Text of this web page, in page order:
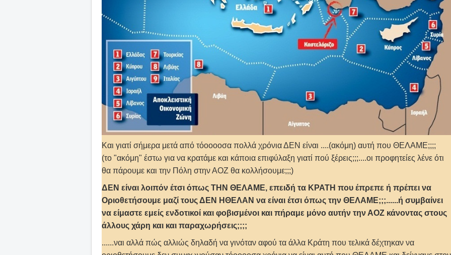
Και γιατί σήμερα μετά από τόοοοοσα πολλά χρόνια ΔΕΝ είναι ....(ακόμη) αυτή που ΘΕΛΑΜΕ;;;;
(το "ακόμη" έστω για να κρατάμε και κάποια επιφύλαξη γιατί πού ξέρεις;;;....οι προφητείες λένε ότι
θα πάρουμε και την Πόλη στην ΑΟΖ θα κολλήσουμε;;;)
ΔΕΝ είναι λοιπόν έτσι όπως ΤΗΝ ΘΕΛΑΜΕ, επειδή τα ΚΡΑΤΗ που έπρεπε ή πρέπει να
Οριοθετήσουμε μαζί τους ΔΕΝ ΗΘΕΛΑΝ να είναι έτσι όπως την ΘΕΛΑΜΕ;;;......ή συμβαίνει
να είμαστε εμείς ενδοτικοί και φοβισμένοι και πήραμε μόνο αυτήν την ΑΟΖ κάνοντας στους
άλλους χάρη και και παραχωρήσεις;;;;
......ναι αλλά πώς αλλιώς δηλαδή να γινόταν αφού τα άλλα Κράτη που τελικά δέχτηκαν να